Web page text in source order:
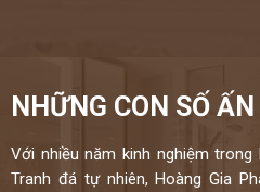
NHỮNG CON SỐ
Với nhiều năm kinh nghiệm
Tranh đá tự nhiên, Hoàng Gia